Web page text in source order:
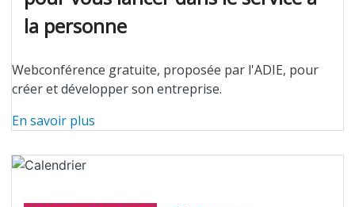
la personne
Webconférence gratuite, proposée par l'ADIE, pour
créer et développer son entreprise.
En savoir plus